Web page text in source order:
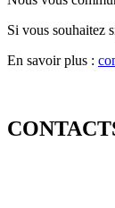
Si vous souhaitez
En savoir plus :